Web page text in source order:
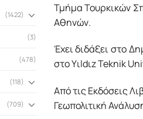
(1422)
(3)
(478)
(118)
(709)
Τμήμα Τουρκικών
Αθηνών.
Έχει διδάξει στο
στο Yιldιz Teknik
Από τις Εκδόσεις
Γεωπολιτική